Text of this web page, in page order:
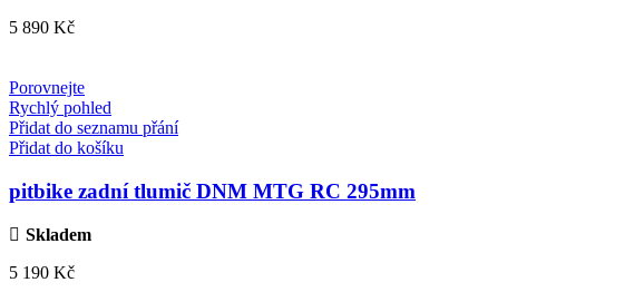
5 890 Kč
Porovnejte
Rychlý pohled
Přidat do seznamu přání
Přidat do košíku
pitbike zadní tlumič DNM MTG RC 295mm
Skladem
5 190 Kč